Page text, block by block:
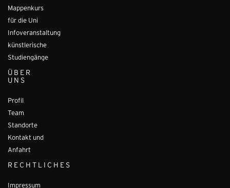
Mappenkurs
für die Uni
Infoveranstaltung
künstlerische
Studiengänge
ÜBER
UNS
Profil
Team
Standorte
Kontakt und
Anfahrt
RECHTLICHES
Impressum